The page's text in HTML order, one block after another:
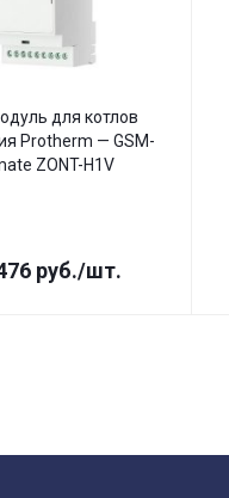
для котлов
Protherm — GSM-
ZONT-H1V
руб./шт.